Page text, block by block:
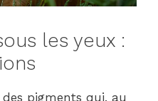
les yeux :
pigments qui, au